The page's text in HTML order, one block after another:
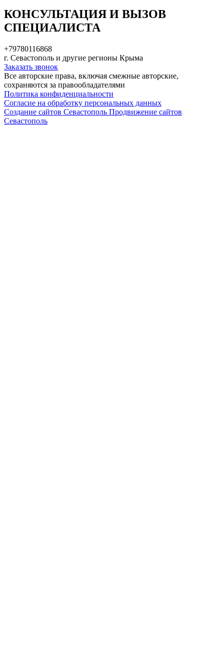
КОНСУЛЬТАЦИЯ И ВЫЗОВ
СПЕЦИАЛИСТА
+79780116868
г. Севастополь и другие регионы Крыма
Заказать звонок
Все авторские права, включая смежные авторские,
сохраняются за правообладателями
Политика конфиденциальности
Согласие на обработку персональных данных
Создание сайтов Севастополь Продвижение сайтов
Севастополь